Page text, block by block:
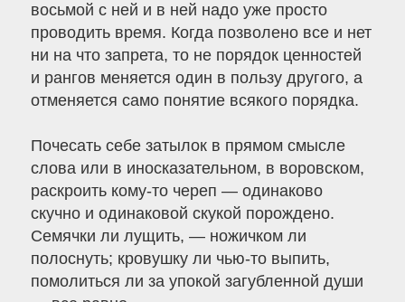
восьмой с ней и в ней надо уже просто
проводить время. Когда позволено все и нет
ни на что запрета, то не порядок ценностей
и рангов меняется один в пользу другого, а
отменяется само понятие всякого порядка.
Почесать себе затылок в прямом смысле
слова или в иносказательном, в воровском,
раскроить кому-то череп — одинаково
скучно и одинаковой скукой порождено.
Семячки ли лущить, — ножичком ли
полоснуть; кровушку ли чью-то выпить,
помолиться ли за упокой загубленной души